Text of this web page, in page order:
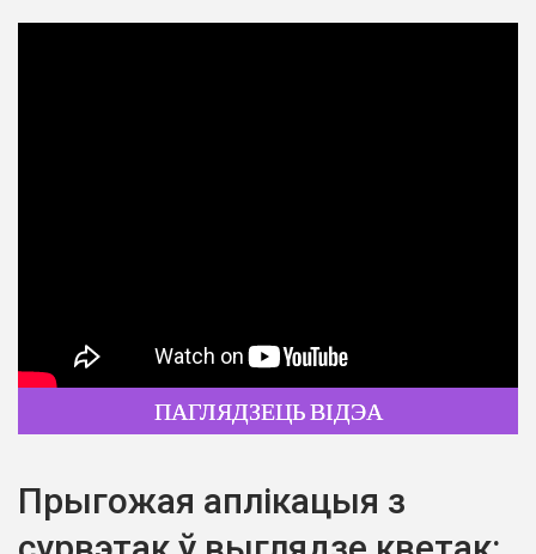
ПАГЛЯДЗЕЦЬ ВІДЭА
Прыгожая аплікацыя з